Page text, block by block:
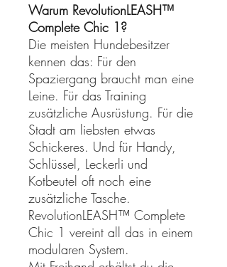
Warum RevolutionLEASH™
Complete Chic 1?
Die meisten Hundebesitzer
kennen das: Für den
Spaziergang braucht man eine
Leine. Für das Training
zusätzliche Ausrüstung. Für die
Stadt am liebsten etwas
Schickeres. Und für Handy,
Schlüssel, Leckerli und
Kotbeutel oft noch eine
zusätzliche Tasche.
RevolutionLEASH™ Complete
Chic 1 vereint all das in einem
modularen System.